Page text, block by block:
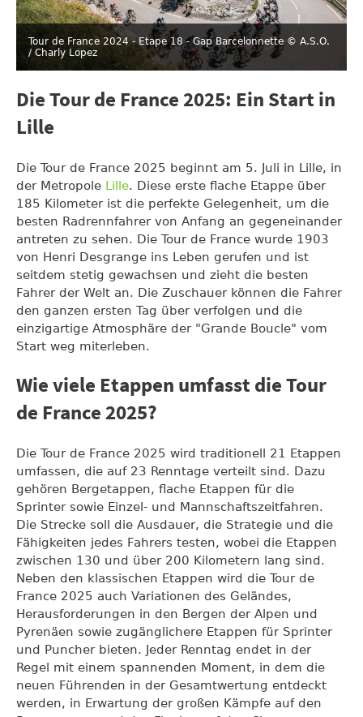
Tour de France 2024 - Etape 18 - Gap Barcelonnette © A.S.O.
/ Charly Lopez
Die Tour de France 2025: Ein Start in
Lille
Die Tour de France 2025 beginnt am 5. Juli in Lille, in
der Metropole Lille. Diese erste flache Etappe über
185 Kilometer ist die perfekte Gelegenheit, um die
besten Radrennfahrer von Anfang an gegeneinander
antreten zu sehen. Die Tour de France wurde 1903
von Henri Desgrange ins Leben gerufen und ist
seitdem stetig gewachsen und zieht die besten
Fahrer der Welt an. Die Zuschauer können die Fahrer
den ganzen ersten Tag über verfolgen und die
einzigartige Atmosphäre der "Grande Boucle" vom
Start weg miterleben.
Wie viele Etappen umfasst die Tour
de France 2025?
Die Tour de France 2025 wird traditionell 21 Etappen
umfassen, die auf 23 Renntage verteilt sind. Dazu
gehören Bergetappen, flache Etappen für die
Sprinter sowie Einzel- und Mannschaftszeitfahren.
Die Strecke soll die Ausdauer, die Strategie und die
Fähigkeiten jedes Fahrers testen, wobei die Etappen
zwischen 130 und über 200 Kilometern lang sind.
Neben den klassischen Etappen wird die Tour de
France 2025 auch Variationen des Geländes,
Herausforderungen in den Bergen der Alpen und
Pyrenäen sowie zugänglichere Etappen für Sprinter
und Puncher bieten. Jeder Renntag endet in der
Regel mit einem spannenden Moment, in dem die
neuen Führenden in der Gesamtwertung entdeckt
werden, in Erwartung der großen Kämpfe auf den